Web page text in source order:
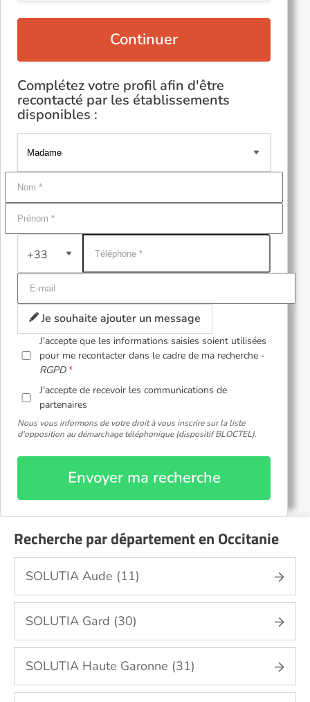
Continuer
Complétez votre profil afin d'être
recontacté par les établissements
disponibles :
+33
Je souhaite ajouter un message
J'accepte que les informations saisies soient utilisées
pour me recontacter dans le cadre de ma recherche -
RGPD
J'accepte de recevoir les communications de
partenaires
Nous vous informons de votre droit à vous inscrire sur la liste
d'opposition au démarchage téléphonique (dispositif BLOCTEL).
Envoyer ma recherche
Recherche par département en Occitanie
SOLUTIA Aude (11)
SOLUTIA Gard (30)
SOLUTIA Haute Garonne (31)